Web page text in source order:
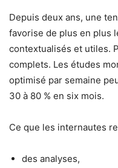
Depuis deux ans, une
favorise de plus en plus
contextualisés et utiles.
complets. Les études
optimisé par semaine
30 à 80 % en six mois.
Ce que les internautes
des analyses,